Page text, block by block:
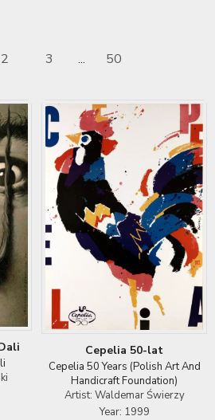
2 3 ... 50
Cepelia 50-lat
Cepelia 50 Years (Polish Art And
Handicraft Foundation)
Artist: Waldemar Świerzy
Year: 1999